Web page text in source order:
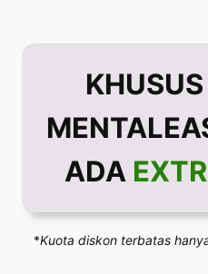
ADA
*Kuota diskon terbatas